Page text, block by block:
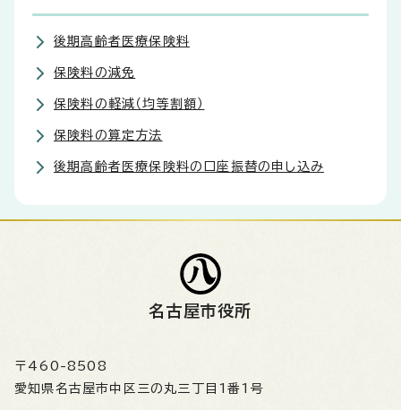
後期高齢者医療保険料
保険料の減免
保険料の軽減（均等割額）
保険料の算定方法
後期高齢者医療保険料の口座振替の申し込み
名古屋市役所
〒460-8508
愛知県名古屋市中区三の丸三丁目1番1号